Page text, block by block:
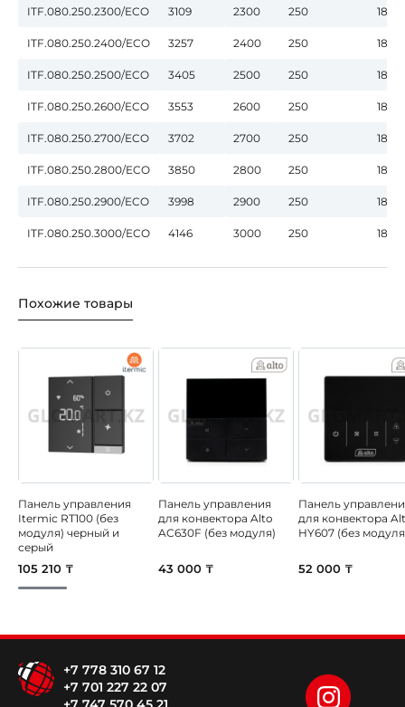
ITF.080.250.2300/ECO 3109 2300 250 180
ITF.080.250.2400/ECO 3257 2400 250 180
ITF.080.250.2500/ECO 3405 2500 250 180
ITF.080.250.2600/ECO 3553 2600 250 180
ITF.080.250.2700/ECO 3702 2700 250 180
ITF.080.250.2800/ECO 3850 2800 250 180
ITF.080.250.2900/ECO 3998 2900 250 180
ITF.080.250.3000/ECO 4146 3000 250 180
Похожие товары
Панель управления
Itermic RT100 (без
модуля) черный и
серый
105 210 ₸
Панель управления
для конвектора Alto
AC630F (без модуля)
43 000 ₸
Панель
для конвектора
HY607 (без
52 000 ₸
+7 778 310 67 12
+7 701 227 22 07